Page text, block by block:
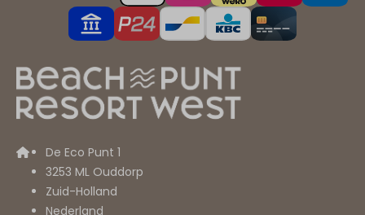
De Eco Punt 1
3253 ML Ouddorp
Zuid-Holland
Nederland